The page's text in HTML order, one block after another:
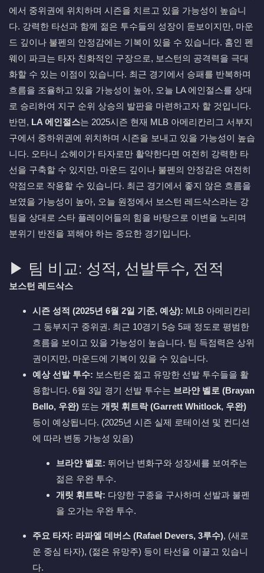
에서 중위권에 위치하며 시즌을 치르고 있을 가능성이 높습니
다. 강력한 타선과 함께 젊은 투수들의 성장이 돋보이지만, 마운
드 깊이나 불펜의 안정감에는 기복이 있을 수 있습니다. 홈인 펜
웨이 파크는 타자 친화적인 구장으로, 보스턴의 공격력을 극대
화할 수 있는 이점이 있습니다. 최근 경기에서 승패를 반복하며
흐름을 조율하고 있을 가능성이 높아, 오늘 LA 에인절스를 상대
로 승리하여 지구 순위 상승의 발판을 마련하고자 할 것입니다.
반면, LA 에인절스는 2025시즌 현재 MLB 아메리칸리그 서부지
구에서 중하위권에 위치하며 시즌을 보내고 있을 가능성이 높습
니다. 오타니 쇼헤이가 타자로만 활약한다면 여전히 강력한 타
선을 구축할 수 있지만, 마운드 깊이나 불펜의 안정감은 여전히
약점으로 작용할 수 있습니다. 최근 경기에서 좋지 않은 흐름을
보였을 가능성이 높아, 오늘 원정에서 보스턴 레드삭스라는 강
팀을 상대로 스타 플레이어들의 힘을 바탕으로 이변을 노리며
분위기 반전을 꾀해야 하는 중요한 경기입니다.
▶ 팀 비교: 성적, 선발투수, 전적
보스턴 레드삭스
시즌 성적 (2025년 6월 2일 기준, 예상): MLB 아메리칸리
그 동부지구 중위권. 최근 10경기 5승 5패 정도로 평범한
흐름을 보이고 있을 가능성이 높습니다. 팀 득점력은 상위
권이지만, 마운드에 기복이 있을 수 있습니다.
예상 선발 투수: 보스턴은 젊고 유망한 선발 투수들을 활
용합니다. 6월 3일 경기 선발 투수는 브라얀 벨로 (Brayan
Bello, 우완) 또는 개릿 휘트락 (Garrett Whitlock, 우완)
등이 예상됩니다. (2025년 시즌 실제 로테이션 및 컨디션
에 따라 변동 가능성 있음)
브라얀 벨로: 뛰어난 변화구와 성장세를 보여주는
젊은 우완 투수.
개릿 휘트락: 다양한 구종을 구사하며 선발과 불펜
을 오가는 우완 투수.
주요 타자: 라파엘 데버스 (Rafael Devers, 3루수), (새로
운 중심 타자), (젊은 유망주) 등이 타선을 이끌고 있습니
다.